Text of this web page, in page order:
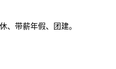
、带薪年假、团建。